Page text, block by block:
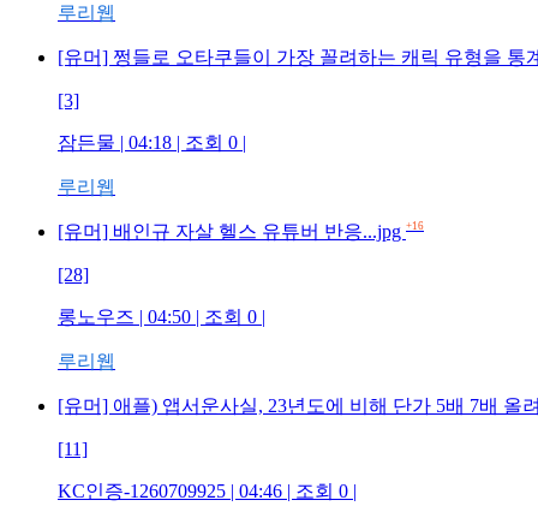
루리웹
[유머] 쩡들로 오타쿠들이 가장 꼴려하는 캐릭 유형을 통
[3]
잠든물 | 04:18 | 조회 0 |
루리웹
[유머] 배인규 자살 헬스 유튜버 반응...jpg +16
[28]
롱노우즈 | 04:50 | 조회 0 |
루리웹
[유머] 애플) 앱서운사실, 23년도에 비해 단가 5배 7배 올
[11]
KC인증-1260709925 | 04:46 | 조회 0 |